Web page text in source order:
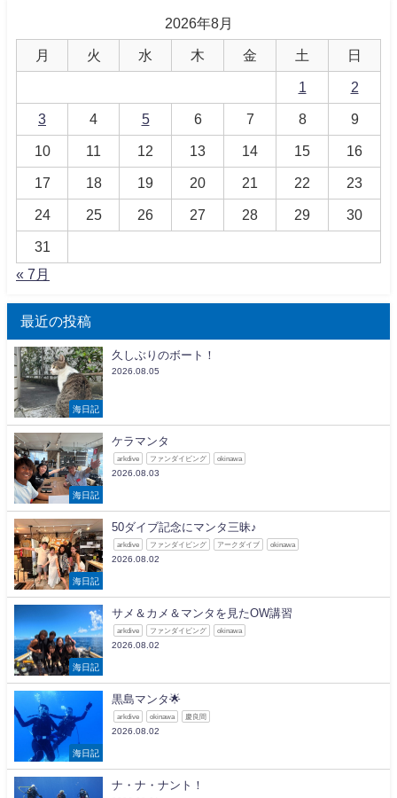
2026年8月
月 火 水 木 金 土 日
1 2
3 4 5 6 7 8 9
10 11 12 13 14 15 16
17 18 19 20 21 22 23
24 25 26 27 28 29 30
31
« 7月
最近の投稿
海日記
久しぶりのボート！
2026.08.05
海日記
ケラマンタ
arkdive ファンダイビング okinawa
2026.08.03
海日記
50ダイブ記念にマンタ三昧♪
arkdive ファンダイビング アークダイブ okinawa
2026.08.02
海日記
サメ＆カメ＆マンタを見たOW講習
arkdive ファンダイビング okinawa
2026.08.02
海日記
黒島マンタ🌟
arkdive okinawa 慶良間
2026.08.02
ナ・ナ・ナント！